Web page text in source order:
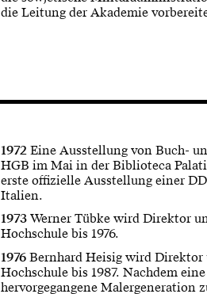
die Leitung der Akademie
1972Eine Ausstellung von Buch-
HGB im Mai in der Biblioteca
erste offizielle Ausstellung einer
Italien.
1973Werner Tübke wird Direktor
Hochschule bis 1976.
1976Bernhard Heisig wird
Hochschule bis 1987. Nachdem
hervorgegangene Malergeneration